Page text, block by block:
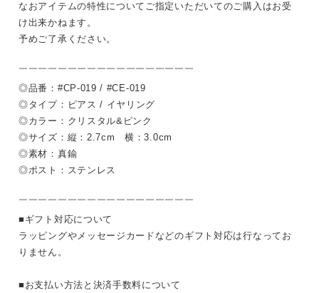
なおアイテムの特性についてご指定いただいてのご購入はお受
け出来かねます。
予めご了承ください。
￣￣￣￣￣￣￣￣￣￣￣￣￣￣￣￣￣￣
◎品番：#CP-019 / #CE-019
◎タイプ：ピアス / イヤリング
◎カラー：クリスタル&ピンク
◎サイズ：縦：2.7cm 横：3.0cm
◎素材：真鍮
◎ポスト：ステンレス
￣￣￣￣￣￣￣￣￣￣￣￣￣￣￣￣￣￣
■ギフト対応について
ラッピングやメッセージカードなどのギフト対応は行なってお
りません。
■お支払い方法と決済手数料について